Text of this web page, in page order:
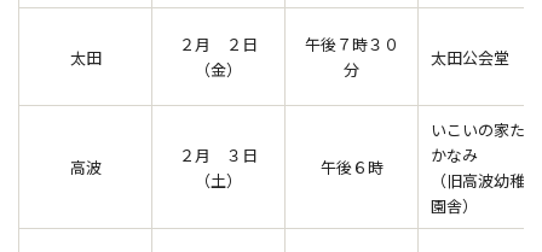
太田
２月 ２日
（金）
午後７時３０
分
太田公会堂
高波
２月 ３日
（土）
午後６時
いこいの家た
かなみ
（旧高波幼稚
園舎）